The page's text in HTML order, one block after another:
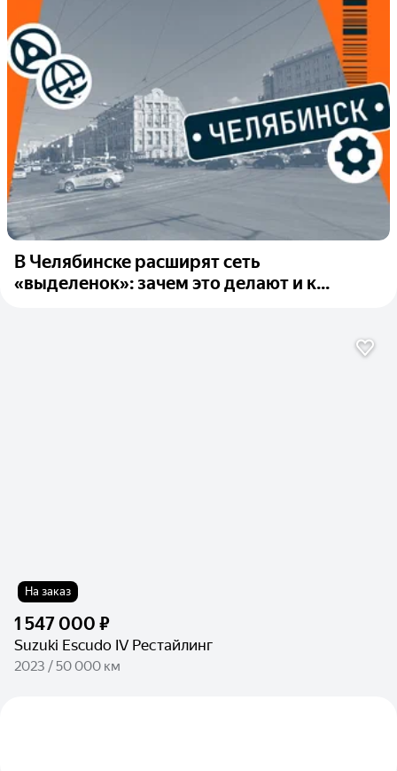
В Челябинске расширят сеть
«выделенок»: зачем это делают и к...
На заказ
1 547 000 ₽
Suzuki Escudo IV Рестайлинг
2023 / 50 000 км